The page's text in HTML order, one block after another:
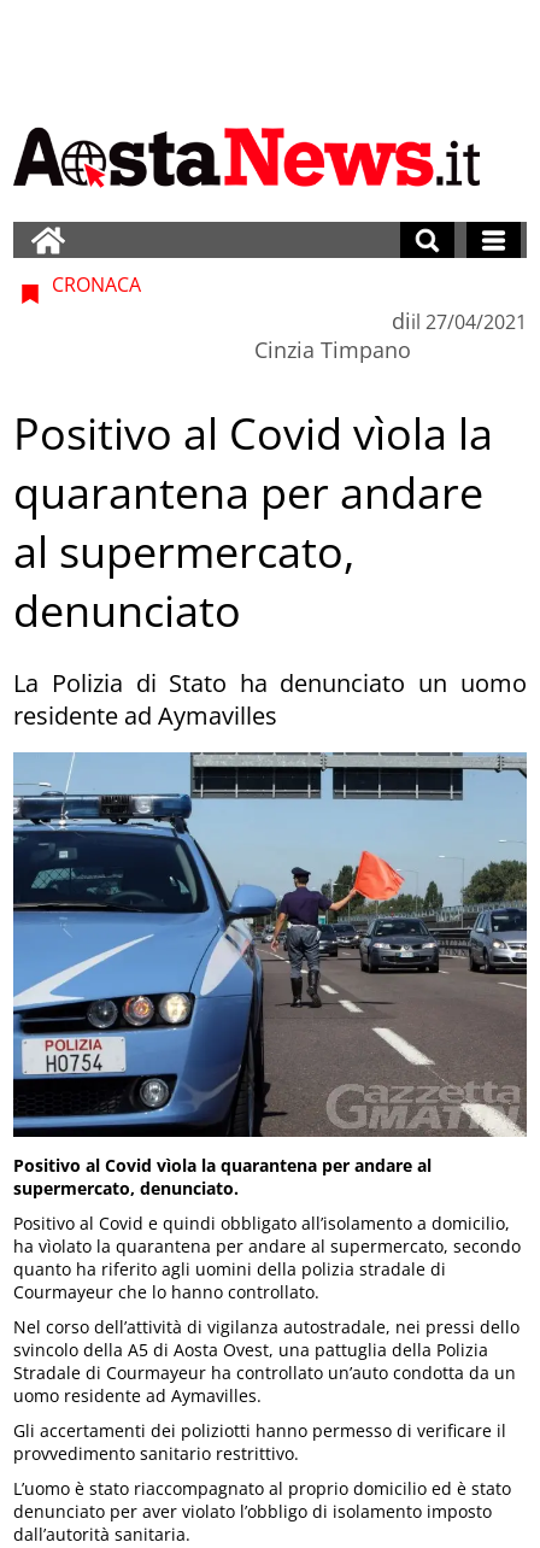
CRONACA
di
Cinzia Timpano
il 27/04/2021
Positivo al Covid vìola la
quarantena per andare
al supermercato,
denunciato
La Polizia di Stato ha denunciato un uomo
residente ad Aymavilles
Positivo al Covid vìola la quarantena per andare al
supermercato, denunciato.
Positivo al Covid e quindi obbligato all’isolamento a domicilio,
ha vìolato la quarantena per andare al supermercato, secondo
quanto ha riferito agli uomini della polizia stradale di
Courmayeur che lo hanno controllato.
Nel corso dell’attività di vigilanza autostradale, nei pressi dello
svincolo della A5 di Aosta Ovest, una pattuglia della Polizia
Stradale di Courmayeur ha controllato un’auto condotta da un
uomo residente ad Aymavilles.
Gli accertamenti dei poliziotti hanno permesso di verificare il
provvedimento sanitario restrittivo.
L’uomo è stato riaccompagnato al proprio domicilio ed è stato
denunciato per aver violato l’obbligo di isolamento imposto
dall’autorità sanitaria.